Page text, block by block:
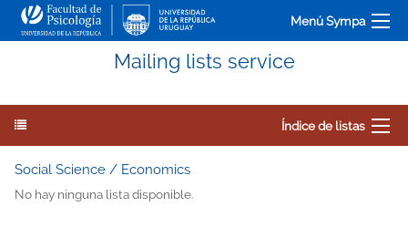
Menú Sympa
Mailing lists service
Índice de listas
Social Science / Economics
No hay ninguna lista disponible.